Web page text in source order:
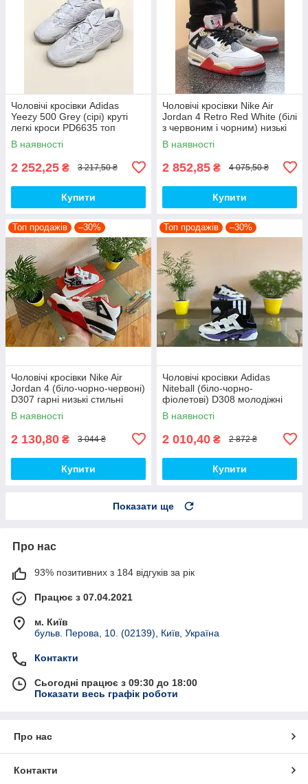
Чоловічі кросівки Adidas
Yeezy 500 Grey (сірі) круті
легкі кроси PD6635 топ
В наявності
2 252,25 ₴ 3 217,50 ₴
Купити
Чоловічі кросівки Nike Air
Jordan 4 Retro Red White (білі
з червоним і чорним) низькі
демі кроси PD7361 топ
В наявності
2 852,85 ₴ 4 075,50 ₴
Купити
Топ продажів –30%
Чоловічі кросівки Nike Air
Jordan 4 (біло-чорно-червоні)
D307 гарні низькі стильні
кроси топ
В наявності
2 130,80 ₴ 3 044 ₴
Купити
Топ продажів –30%
Чоловічі кросівки Adidas
Niteball (біло-чорно-
фіолетові) D308 молодіжні
гарні демісезонні кроси топ
В наявності
2 010,40 ₴ 2 872 ₴
Купити
Показати ще
Про нас
93% позитивних з 184 відгуків за рік
Працює з 07.04.2021
м. Київ
бульв. Перова, 10. (02139), Київ, Україна
Контакти
Сьогодні працює з 09:30 до 18:00
Показати весь графік роботи
Про нас
Контакти